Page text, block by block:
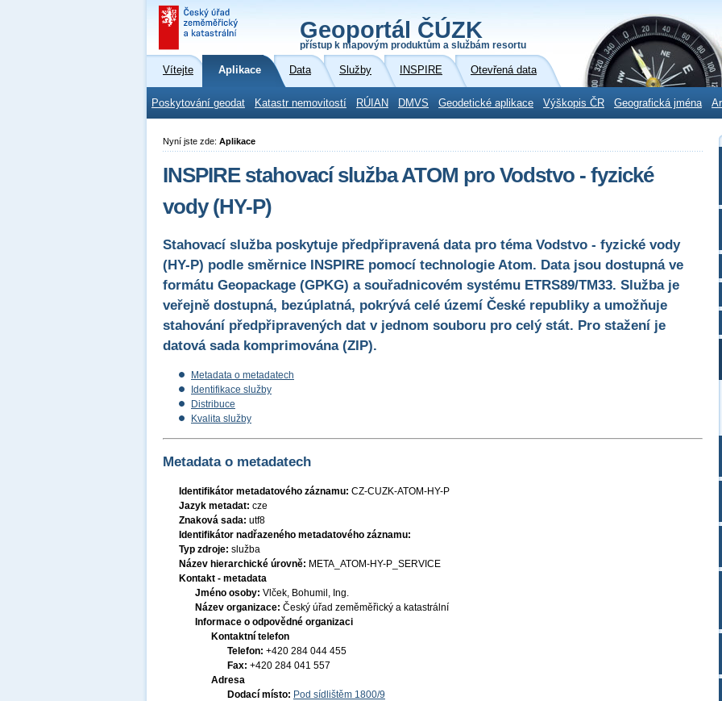
Geoportál ČÚZK
přístup k mapovým produktům a službám resortu
Vítejte Aplikace Data Služby INSPIRE Otevřená data
Poskytování geodat Katastr nemovitostí RÚIAN DMVS Geodetické aplikace Výškopis ČR Geografická jména
Nyní jste zde: Aplikace
INSPIRE stahovací služba ATOM pro Vodstvo - fyzické
vody (HY-P)
Stahovací služba poskytuje předpřipravená data pro téma Vodstvo - fyzické vody
(HY-P) podle směrnice INSPIRE pomocí technologie Atom. Data jsou dostupná ve
formátu Geopackage (GPKG) a souřadnicovém systému ETRS89/TM33. Služba je
veřejně dostupná, bezúplatná, pokrývá celé území České republiky a umožňuje
stahování předpřipravených dat v jednom souboru pro celý stát. Pro stažení je
datová sada komprimována (ZIP).
Metadata o metadatech
Identifikace služby
Distribuce
Kvalita služby
Metadata o metadatech
Identifikátor metadatového záznamu: CZ-CUZK-ATOM-HY-P
Jazyk metadat: cze
Znaková sada: utf8
Identifikátor nadřazeného metadatového záznamu:
Typ zdroje: služba
Název hierarchické úrovně: META_ATOM-HY-P_SERVICE
Kontakt - metadata
Jméno osoby: Vlček, Bohumil, Ing.
Název organizace: Český úřad zeměměřický a katastrální
Informace o odpovědné organizaci
Kontaktní telefon
Telefon: +420 284 044 455
Fax: +420 284 041 557
Adresa
Dodací místo: Pod sídlištěm 1800/9